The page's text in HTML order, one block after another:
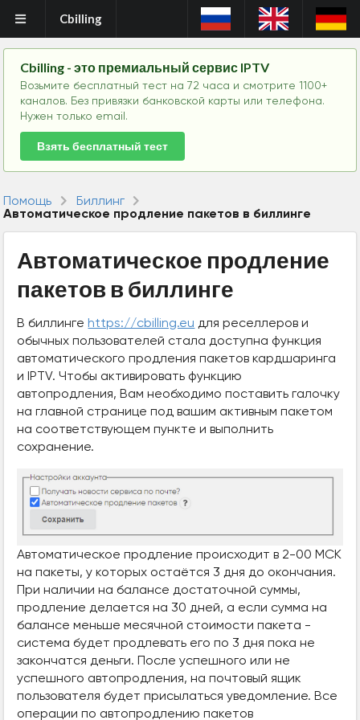
Cbilling
Cbilling - это премиальный сервис IPTV
Возьмите бесплатный тест на 72 часа и смотрите 1100+
каналов. Без привязки банковской карты или телефона.
Нужен только email.
Взять бесплатный тест
Помощь
Биллинг
Автоматическое продление пакетов в биллинге
Автоматическое продление
пакетов в биллинге
В биллингеhttps://cbilling.eu для реселлеров и
обычных пользователей стала доступна функция
автоматического продления пакетов кардшаринга
и IPTV. Чтобы активировать функцию
автопродления, Вам необходимо поставить галочку
на главной странице под вашим активным пакетом
на соответствующем пункте и выполнить
сохранение.
Автоматическое продление происходит в 2-00 МСК
на пакеты, у которых остаётся 3 дня до окончания.
При наличии на балансе достаточной суммы,
продление делается на 30 дней, а если сумма на
балансе меньше месячной стоимости пакета -
система будет продлевать его по 3 дня пока не
закончатся деньги. После успешного или не
успешного автопродления, на почтовый ящик
пользователя будет присылаться уведомление. Все
операции по автопродлению пакетов